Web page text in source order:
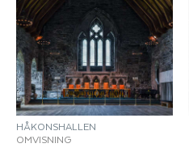
HÅKONSHALLEN
OMVISNING